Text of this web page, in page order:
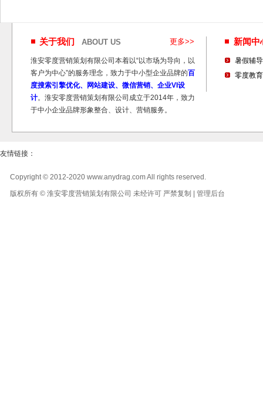
更多>>
关于我们 ABOUT US
淮安零度营销策划有限公司本着以“以市场为导向，以
客户为中心”的服务理念，致力于中小型企业品牌的百
度搜索引擎优化、网站建设、微信营销、企业VI设
计。淮安零度营销策划有限公司成立于2014年，致力
于中小企业品牌形象整合、设计、营销服务。
新闻
暑假辅
零度教
友情链接：
Copyright © 2012-2020 www.anydrag.com All rights reserved.
版权所有 © 淮安零度营销策划有限公司 未经许可 严禁复制 | 管理后台